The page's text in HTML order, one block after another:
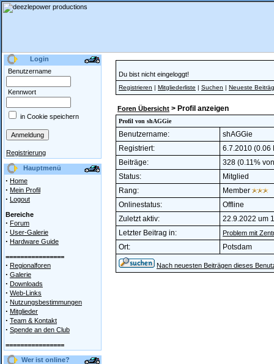
Login
Benutzername
Kennwort
in Cookie speichern
Registrierung
Hauptmenü
· Home
· Mein Profil
· Logout
Bereiche
· Forum
· User-Galerie
· Hardware Guide
================
· Regionalforen
· Galerie
· Downloads
· Web-Links
· Nutzungsbestimmungen
· Mitglieder
· Team & Kontakt
· Spende an den Club
================
Wer ist online?
Du bist nicht eingeloggt!
Registrieren | Mitgliederliste | Suchen | Neueste
Foren Übersicht > Profil anzeigen
Profil von shAGGie
Benutzername:
shAGGie
Registriert:
6.7.2010 (0.06
Beiträge:
328 (0.11%
Status:
Mitglied
Rang:
Member
Onlinestatus:
Offline
Zuletzt aktiv:
22.9.2022 um
Letzter Beitrag in:
Problem mit
Ort: Potsdam
Nach neuesten Beiträgen dieses